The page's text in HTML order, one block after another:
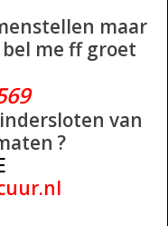
maar
me ff groet
van
?